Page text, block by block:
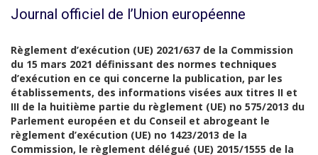
Journal officiel de l’Union européenne
Règlement d’exécution (UE) 2021/637 de la Commission
du 15 mars 2021 définissant des normes techniques
d’exécution en ce qui concerne la publication, par les
établissements, des informations visées aux titres II et
III de la huitième partie du règlement (UE) no 575/2013 du
Parlement européen et du Conseil et abrogeant le
règlement d’exécution (UE) no 1423/2013 de la
Commission, le règlement délégué (UE) 2015/1555 de la